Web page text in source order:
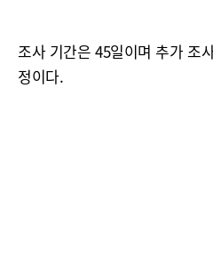
조사 기간은 45일이며 추가 조
정이다.